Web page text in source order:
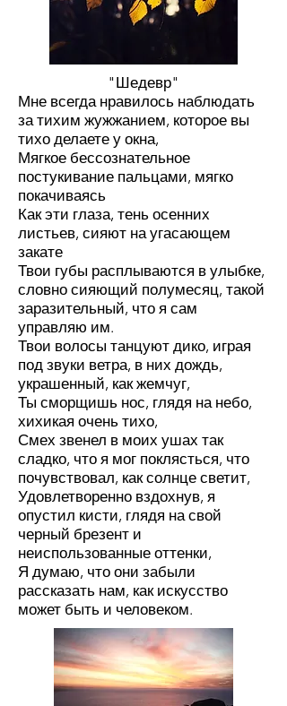
"Шедевр"
Мне всегда нравилось наблюдать
за тихим жужжанием, которое вы
тихо делаете у окна,
Мягкое бессознательное
постукивание пальцами, мягко
покачиваясь
Как эти глаза, тень осенних
листьев, сияют на угасающем
закате
Твои губы расплываются в улыбке,
словно сияющий полумесяц, такой
заразительный, что я сам
управляю им.
Твои волосы танцуют дико, играя
под звуки ветра, в них дождь,
украшенный, как жемчуг,
Ты сморщишь нос, глядя на небо,
хихикая очень тихо,
Смех звенел в моих ушах так
сладко, что я мог поклясться, что
почувствовал, как солнце светит,
Удовлетворенно вздохнув, я
опустил кисти, глядя на свой
черный брезент и
неиспользованные оттенки,
Я думаю, что они забыли
рассказать нам, как искусство
может быть и человеком.